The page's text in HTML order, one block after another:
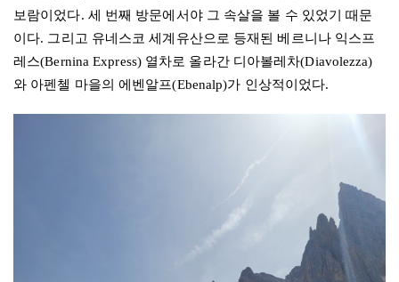
보람이었다. 세 번째 방문에서야 그 속살을 볼 수 있었기 때문
이다. 그리고 유네스코 세계유산으로 등재된 베르니나 익스프
레스(Bernina Express) 열차로 올라간 디아볼레차(Diavolezza)
와 아펜첼 마을의 에벤알프(Ebenalp)가 인상적이었다.